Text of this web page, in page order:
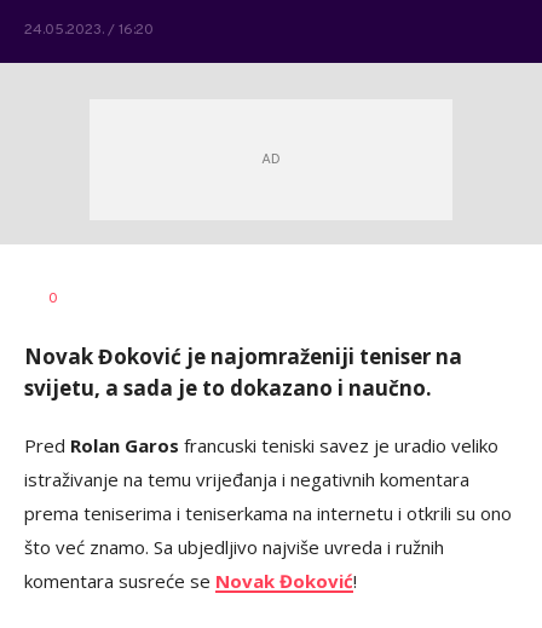
24.05.2023. / 16:20
AUTOR
0
Novak Đoković je najomraženiji teniser na
svijetu, a sada je to dokazano i naučno.
Pred Rolan Garos francuski teniski savez je uradio veliko
istraživanje na temu vrijeđanja i negativnih komentara
prema teniserima i teniserkama na internetu i otkrili su ono
što već znamo. Sa ubjedljivo najviše uvreda i ružnih
komentara susreće se Novak Đoković!